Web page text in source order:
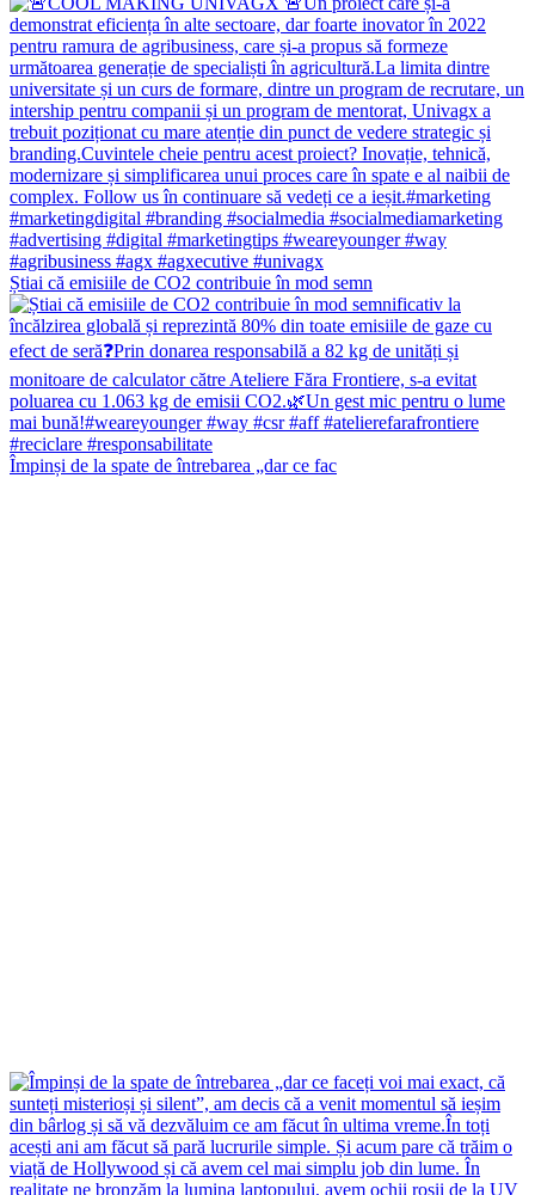
Știai că emisiile de CO2 contribuie în mod semn
Împinși de la spate de întrebarea „dar ce fac